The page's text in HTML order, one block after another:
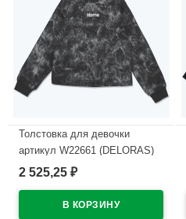
Толстовка для девочки
артикул W22661 (DELORAS)
размер цвет черный
2 525,25 ₽